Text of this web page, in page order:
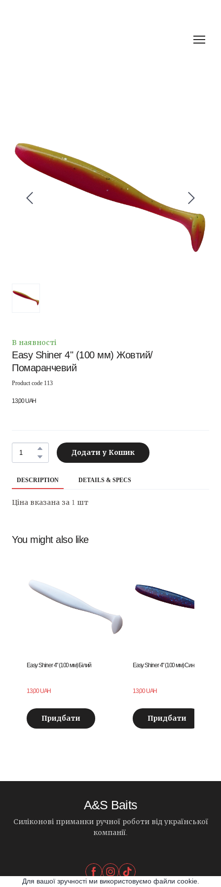
В наявності
Easy Shiner 4" (100 мм) Жовтий/
Помаранчевий
Product code 113
13,00 UAH
Додати у Кошик
DESCRIPTION DETAILS & SPECS
Ціна вказана за 1 шт
You might also like
Easy Shiner 4" (100 мм) Білий
13,00 UAH
Придбати
Easy Shiner 4" (100 мм) Синій/Рожевий
13,00 UAH
Придбати
A&S Baits
Силіконові приманки ручної роботи від української
компанії.
Для вашої зручності ми використовуємо файли cookie.